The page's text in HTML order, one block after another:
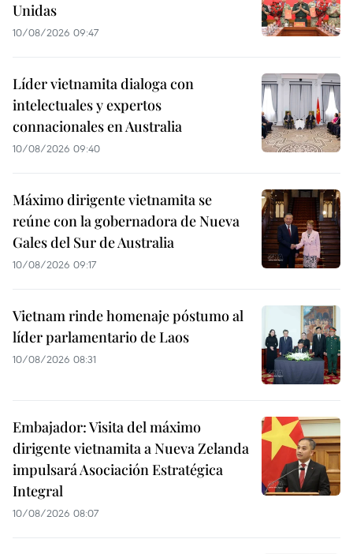
Unidas
10/08/2026 09:47
Líder vietnamita dialoga con
intelectuales y expertos
connacionales en Australia
10/08/2026 09:40
Máximo dirigente vietnamita se
reúne con la gobernadora de Nueva
Gales del Sur de Australia
10/08/2026 09:17
Vietnam rinde homenaje póstumo al
líder parlamentario de Laos
10/08/2026 08:31
Embajador: Visita del máximo
dirigente vietnamita a Nueva Zelanda
impulsará Asociación Estratégica
Integral
10/08/2026 08:07